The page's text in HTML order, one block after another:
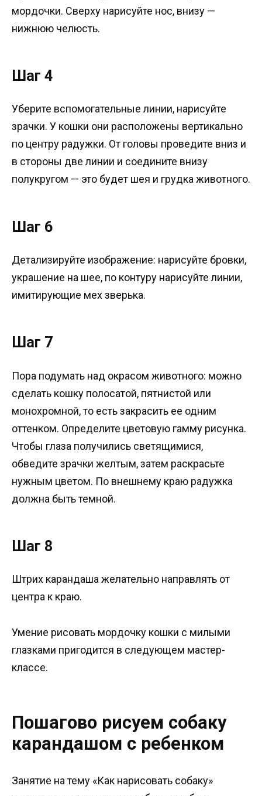
мордочки. Сверху нарисуйте нос, внизу —
нижнюю челюсть.
Шаг 4
Уберите вспомогательные линии, нарисуйте
зрачки. У кошки они расположены вертикально
по центру радужки. От головы проведите вниз и
в стороны две линии и соедините внизу
полукругом — это будет шея и грудка животного.
Шаг 6
Детализируйте изображение: нарисуйте бровки,
украшение на шее, по контуру нарисуйте линии,
имитирующие мех зверька.
Шаг 7
Пора подумать над окрасом животного: можно
сделать кошку полосатой, пятнистой или
монохромной, то есть закрасить ее одним
оттенком. Определите цветовую гамму рисунка.
Чтобы глаза получились светящимися,
обведите зрачки желтым, затем раскрасьте
нужным цветом. По внешнему краю радужка
должна быть темной.
Шаг 8
Штрих карандаша желательно направлять от
центра к краю.
Умение рисовать мордочку кошки с милыми
глазками пригодится в следующем мастер-
классе.
Пошагово рисуем собаку
карандашом с ребенком
Занятие на тему «Как нарисовать собаку»